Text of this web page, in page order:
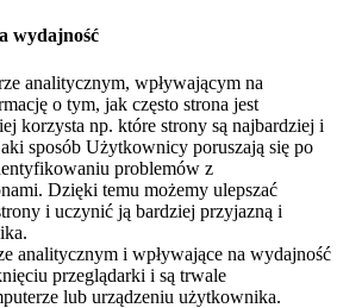
wydajność
analitycznym, wpływającym na
o tym, jak często strona jest
korzysta np. które strony są najbardziej i
sposób Użytkownicy poruszają się po
problemów z
Dzięki temu możemy ulepszać
i uczynić ją bardziej przyjazną i
analitycznym i wpływające na wydajność
przeglądarki i są trwale
lub urządzeniu użytkownika.